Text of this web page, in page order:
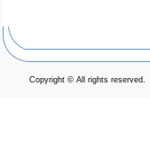
Copyright © All rights reserved.